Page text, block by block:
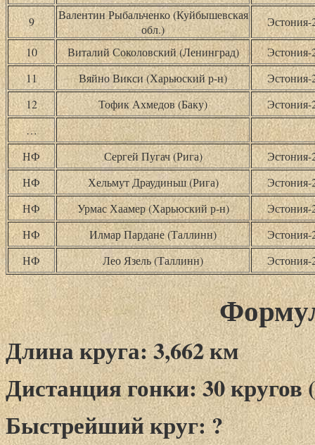
9
Валентин Рыбальченко (Куйбышевская
обл.)
Эстония-
10 Виталий Соколовский (Ленинград)
Эстония-
11
Вяйно Викси (Харьюский р-н)
Эстония-
12
Тофик Ахмедов (Баку)
Эстония-
…
НФ
Сергей Пугач (Рига)
Эстония-
НФ
Хельмут Драудиньш (Рига)
Эстония-
НФ
Урмас Хаамер (Харьюский р-н)
Эстония-
НФ
Илмар Пардане (Таллинн)
Эстония-
НФ
Лео Язель (Таллинн) Эстония-
Длина круга: 3,662 км
Дистанция гонки: 30 кругов
Быстрейший круг: ?